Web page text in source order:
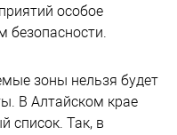
особое
безопасности.
зоны нельзя будет
В Алтайском крае
список. Так, в